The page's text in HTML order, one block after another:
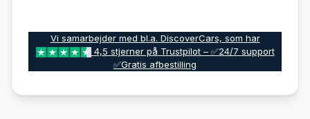
Vi samarbejder med bl.a. DiscoverCars, som har
4,5 stjerner på Trustpilot – ✅24/7 support
✅Gratis afbestilling